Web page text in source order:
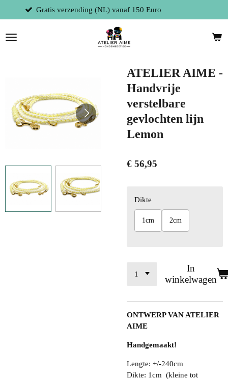
direct
naar
de
Fysieke winkel te 9300 Aalst
ATELIER AIME -
Handvrije
verstelbare
gevlochten lijn
Lemon
€ 56,95
Dikte
1cm 2cm
In
winkelwagen
ONTWERP VAN ATELIER
AIME
Handgemaakt!
Lengte: +/-240cm
Dikte: 1cm (kleine tot